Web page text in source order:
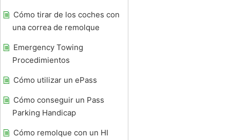
Cómo tirar de los coches con
una correa de remolque
Emergency Towing
Procedimientos
Cómo utilizar un ePass
Cómo conseguir un Pass
Parking Handicap
Cómo remolque con un HI